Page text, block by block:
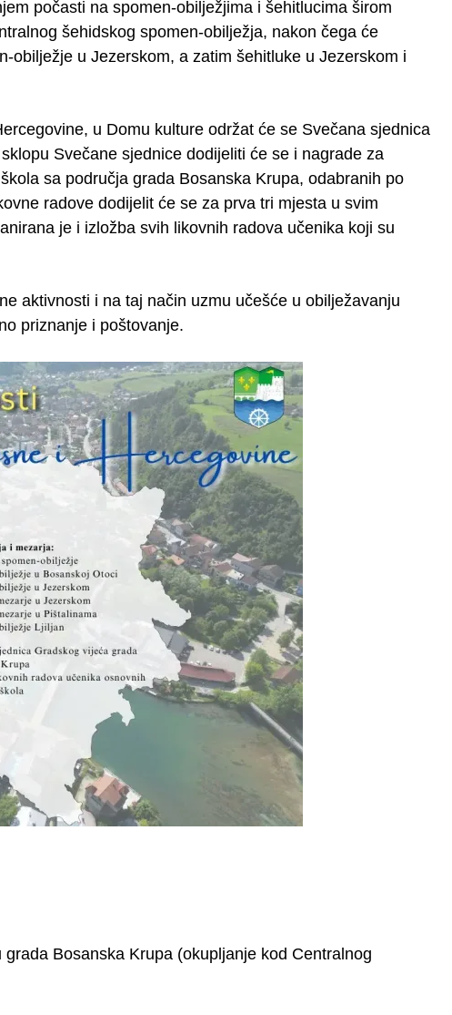
počasti na spomen-obilježjima i šehitlucima širom
šehidskog spomen-obilježja, nakon čega će
obilježje u Jezerskom, a zatim šehitluke u Jezerskom i
u Domu kulture održat će se Svečana sjednica
Svečane sjednice dodijeliti će se i nagrade za
sa područja grada Bosanska Krupa, odabranih po
radove dodijelit će se za prva tri mjesta u svim
je i izložba svih likovnih radova učenika koji su
aktivnosti i na taj način uzmu učešće u obilježavanju
priznanje i poštovanje.
Bosanska Krupa (okupljanje kod Centralnog